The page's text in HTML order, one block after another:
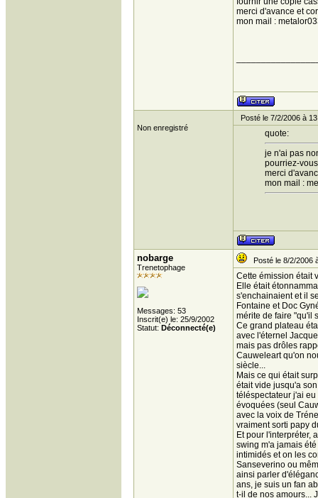
merci d'avance et
mon mail :
Non enregistré
Posté le 7/2/2006 à
quote:
je n'ai pas
pourriez-
merci
mon mail :
nobarge
Trenetophage
Messages: 53
Inscrit(e) le: 25/9/2002
Statut: Déconnecté(e)
Posté le 8/2/2006
Cette émission était
Elle était
s'enchainaient et il
Fontaine et Doc
mérite de faire "qu'il
Ce grand plateau
avec l'éternel
mais pas drôles
Cauweleart qu'on
siècle...
Mais ce qui était
était vide jusqu'a
téléspectateur j'ai
évoquées (seul
avec la voix de
vraiment sorti papy
Et pour l'interpréter,
swing m'a jamais
intimidés et on les
Sanseverino ou
ainsi parler
ans, je suis un fan
t-il de nos amours...